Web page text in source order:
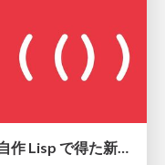
言語を使う側から、作る側へ。 自作 Lisp で得た新たな気づき。